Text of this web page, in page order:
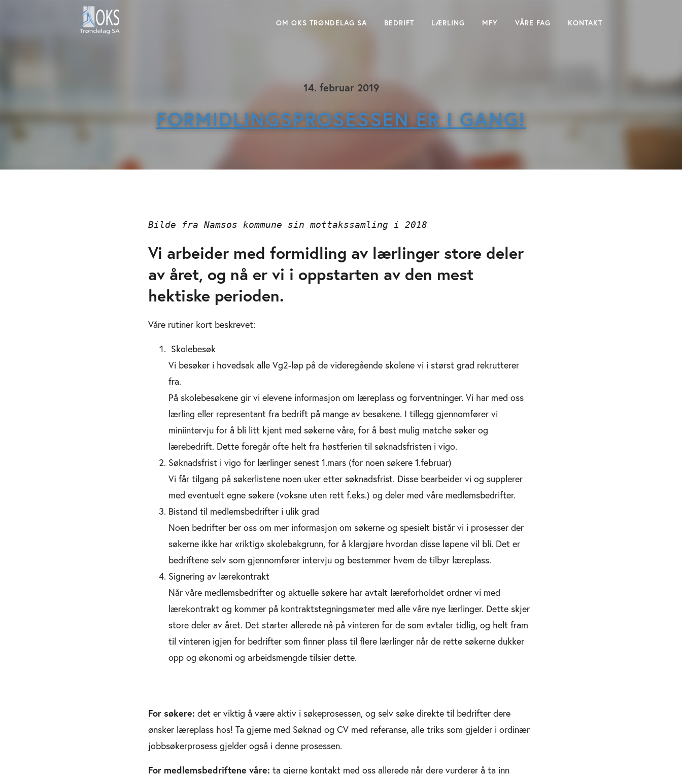
OM OKS TRØNDELAG SA BEDRIFT LÆRLING MFY VÅRE FAG KONTAKT
14. februar 2019
FORMIDLINGSPROSESSEN ER I GANG!
Bilde fra Namsos kommune sin mottakssamling i 2018
Vi arbeider med formidling av lærlinger store deler
av året, og nå er vi i oppstarten av den mest
hektiske perioden.
Våre rutiner kort beskrevet:
Skolebesøk
Vi besøker i hovedsak alle Vg2-løp på de videregående skolene vi i størst grad rekrutterer
fra.
På skolebesøkene gir vi elevene informasjon om læreplass og forventninger. Vi har med oss
lærling eller representant fra bedrift på mange av besøkene. I tillegg gjennomfører vi
miniintervju for å bli litt kjent med søkerne våre, for å best mulig matche søker og
lærebedrift. Dette foregår ofte helt fra høstferien til søknadsfristen i vigo.
Søknadsfrist i vigo for lærlinger senest 1.mars (for noen søkere 1.februar)
Vi får tilgang på søkerlistene noen uker etter søknadsfrist. Disse bearbeider vi og supplerer
med eventuelt egne søkere (voksne uten rett f.eks.) og deler med våre medlemsbedrifter.
Bistand til medlemsbedrifter i ulik grad
Noen bedrifter ber oss om mer informasjon om søkerne og spesielt bistår vi i prosesser der
søkerne ikke har «riktig» skolebakgrunn, for å klargjøre hvordan disse løpene vil bli. Det er
bedriftene selv som gjennomfører intervju og bestemmer hvem de tilbyr læreplass.
Signering av lærekontrakt
Når våre medlemsbedrifter og aktuelle søkere har avtalt læreforholdet ordner vi med
lærekontrakt og kommer på kontraktstegningsmøter med alle våre nye lærlinger. Dette skjer
store deler av året. Det starter allerede nå på vinteren for de som avtaler tidlig, og helt fram
til vinteren igjen for bedrifter som finner plass til flere lærlinger når de rette søkerne dukker
opp og økonomi og arbeidsmengde tilsier dette.
For søkere: det er viktig å være aktiv i søkeprosessen, og selv søke direkte til bedrifter dere
ønsker læreplass hos! Ta gjerne med Søknad og CV med referanse, alle triks som gjelder i ordinær
jobbsøkerprosess gjelder også i denne prosessen.
For medlemsbedriftene våre: ta gjerne kontakt med oss allerede når dere vurderer å ta inn